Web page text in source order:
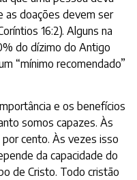
as doações devem ser
16:2). Alguns na
do dízimo do Antigo
“mínimo recomendado”
e os benefícios
somos capazes. Às
cento. Às vezes isso
da capacidade do
de Cristo. Todo cristão